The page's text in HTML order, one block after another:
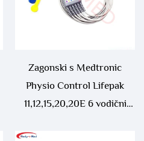
Zagonski s Medtronic
Physio Control Lifepak
11,12,15,20,20E 6 vodični